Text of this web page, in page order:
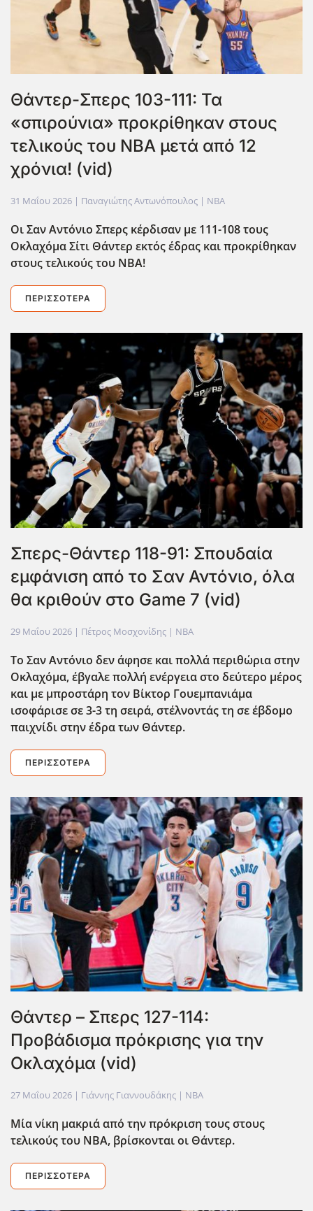
Θάντερ-Σπερς 103-111: Τα
«σπιρούνια» προκρίθηκαν στους
τελικούς του ΝΒΑ μετά από 12
χρόνια! (vid)
31 Μαΐου 2026 | Παναγιώτης Αντωνόπουλος | NBA
Οι Σαν Αντόνιο Σπερς κέρδισαν με 111-108 τους
Οκλαχόμα Σίτι Θάντερ εκτός έδρας και προκρίθηκαν
στους τελικούς του ΝΒΑ!
ΠΕΡΙΣΣΌΤΕΡΑ
Σπερς-Θάντερ 118-91: Σπουδαία
εμφάνιση από το Σαν Αντόνιο, όλα
θα κριθούν στο Game 7 (vid)
29 Μαΐου 2026 | Πέτρος Μοσχονίδης | NBA
Το Σαν Αντόνιο δεν άφησε και πολλά περιθώρια στην
Οκλαχόμα, έβγαλε πολλή ενέργεια στο δεύτερο μέρος
και με μπροστάρη τον Βίκτορ Γουεμπανιάμα
ισοφάρισε σε 3-3 τη σειρά, στέλνοντάς τη σε έβδομο
παιχνίδι στην έδρα των Θάντερ.
ΠΕΡΙΣΣΌΤΕΡΑ
Θάντερ – Σπερς 127-114:
Προβάδισμα πρόκρισης για την
Οκλαχόμα (vid)
27 Μαΐου 2026 | Γιάννης Γιαννουδάκης | NBA
Μία νίκη μακριά από την πρόκριση τους στους
τελικούς του ΝΒΑ, βρίσκονται οι Θάντερ.
ΠΕΡΙΣΣΌΤΕΡΑ